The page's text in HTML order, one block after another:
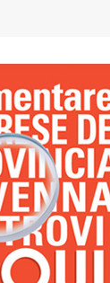
fa per te:
mese
Scopri di più